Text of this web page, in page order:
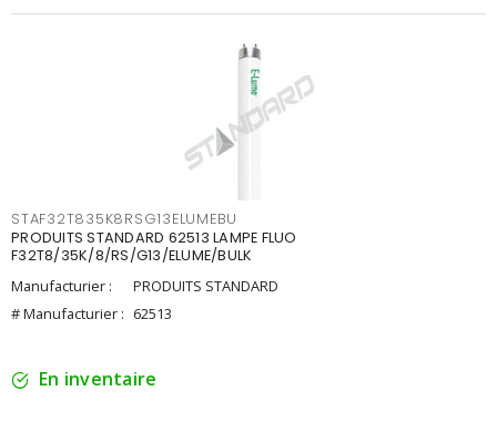
STAF32T835K8RSG13ELUMEBU
PRODUITS STANDARD 62513 LAMPE FLUO
F32T8/35K/8/RS/G13/ELUME/BULK
Manufacturier :
PRODUITS STANDARD
# Manufacturier : 62513
En inventaire